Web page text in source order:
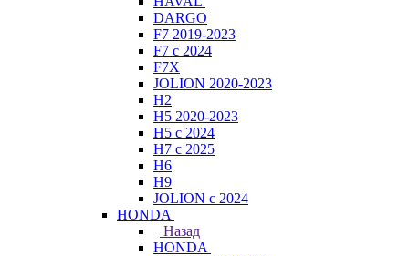
DARGO
F7 2019-2023
F7 с 2024
F7X
JOLION 2020-2023
H2
H5 2020-2023
H5 с 2024
H7 с 2025
H6
H9
JOLION с 2024
HONDA
Назад
HONDA